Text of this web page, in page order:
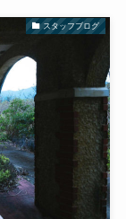
スタッフブログ